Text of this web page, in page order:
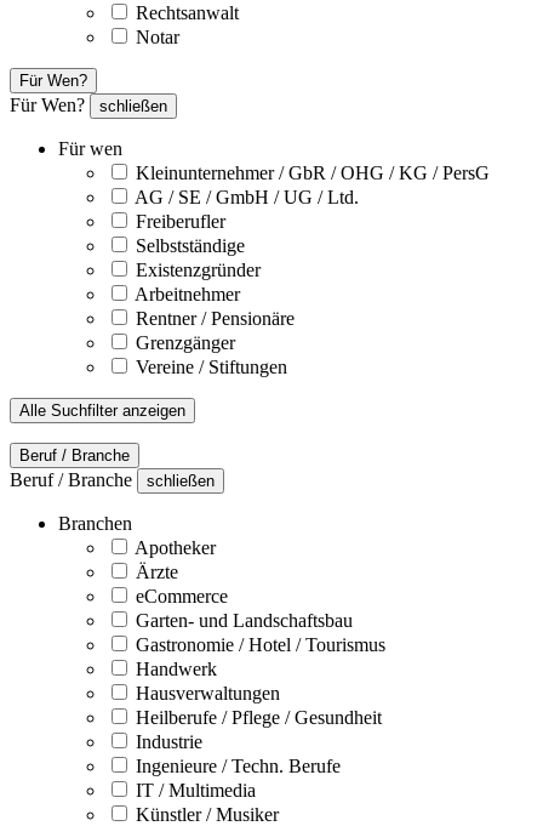
Rechtsanwalt
Notar
Für Wen?
Für Wen? schließen
Für wen
Kleinunternehmer / GbR / OHG / KG / PersG
AG / SE / GmbH / UG / Ltd.
Freiberufler
Selbstständige
Existenzgründer
Arbeitnehmer
Rentner / Pensionäre
Grenzgänger
Vereine / Stiftungen
Alle Suchfilter anzeigen
Beruf / Branche
Beruf / Branche schließen
Branchen
Apotheker
Ärzte
eCommerce
Garten- und Landschaftsbau
Gastronomie / Hotel / Tourismus
Handwerk
Hausverwaltungen
Heilberufe / Pflege / Gesundheit
Industrie
Ingenieure / Techn. Berufe
IT / Multimedia
Künstler / Musiker